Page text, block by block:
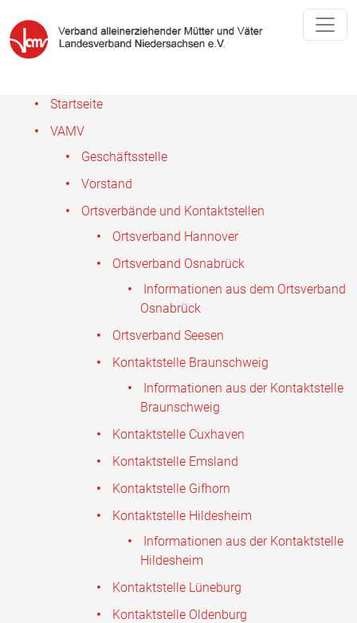
Startseite
VAMV
Geschäftsstelle
Vorstand
Ortsverbände und Kontaktstellen
Ortsverband Hannover
Ortsverband Osnabrück
Informationen aus dem Ortsverband
Osnabrück
Ortsverband Seesen
Kontaktstelle Braunschweig
Informationen aus der Kontaktstelle
Braunschweig
Kontaktstelle Cuxhaven
Kontaktstelle Emsland
Kontaktstelle Gifhorn
Kontaktstelle Hildesheim
Informationen aus der Kontaktstelle
Hildesheim
Kontaktstelle Lüneburg
Kontaktstelle Oldenburg